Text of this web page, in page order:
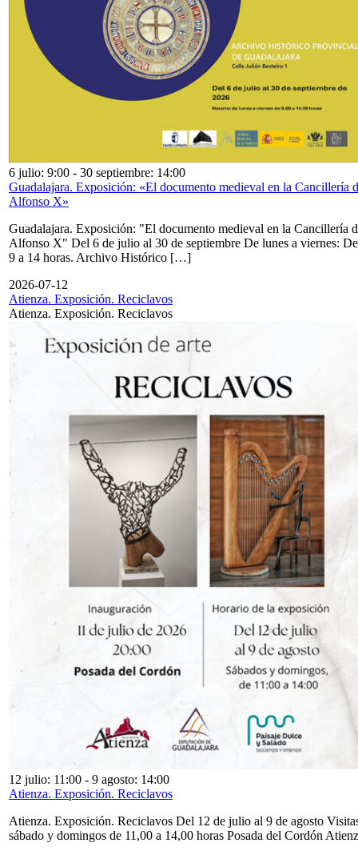
6 julio: 9:00 - 30 septiembre: 14:00
Guadalajara. Exposición: «El documento medieval en la Cancillería
Alfonso X»
Guadalajara. Exposición: "El documento medieval en la Cancillería
Alfonso X" Del 6 de julio al 30 de septiembre De lunes a viernes: De
9 a 14 horas. Archivo Histórico […]
2026-07-12
Atienza. Exposición. Reciclavos
Atienza. Exposición. Reciclavos
12 julio: 11:00 - 9 agosto: 14:00
Atienza. Exposición. Reciclavos
Atienza. Exposición. Reciclavos Del 12 de julio al 9 de agosto
sábado y domingos de 11,00 a 14,00 horas Posada del Cordón